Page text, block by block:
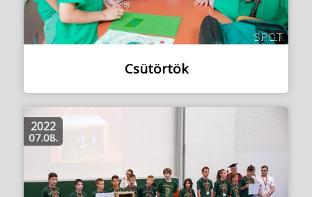
Csütörtök
2022
07.08.